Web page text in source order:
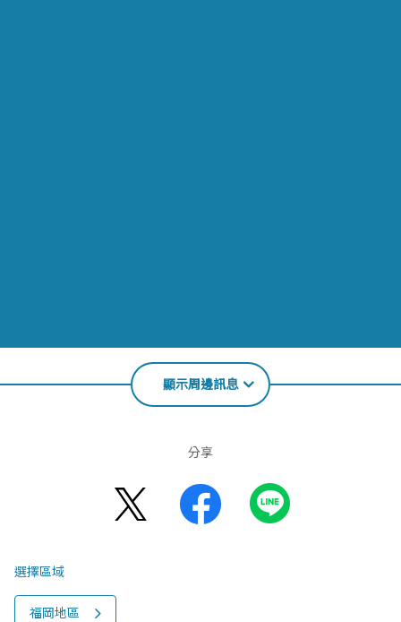
顯示周邊訊息
分享
選擇區域
福岡地區